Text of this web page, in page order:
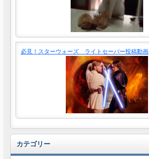
必見！スターウォーズ ライトセーバー投稿動画
カテゴリー